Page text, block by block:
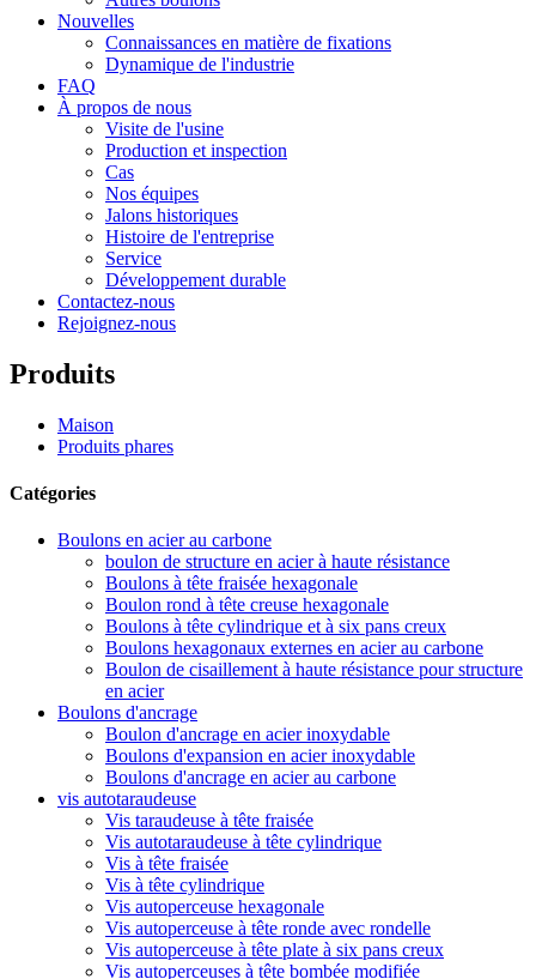
Nouvelles
Connaissances en matière de fixations
Dynamique de l'industrie
FAQ
À propos de nous
Visite de l'usine
Production et inspection
Cas
Nos équipes
Jalons historiques
Histoire de l'entreprise
Service
Développement durable
Contactez-nous
Rejoignez-nous
Produits
Maison
Produits phares
Catégories
Boulons en acier au carbone
boulon de structure en acier à haute résistance
Boulons à tête fraisée hexagonale
Boulon rond à tête creuse hexagonale
Boulons à tête cylindrique et à six pans creux
Boulons hexagonaux externes en acier au carbone
Boulon de cisaillement à haute résistance pour structure
en acier
Boulons d'ancrage
Boulon d'ancrage en acier inoxydable
Boulons d'expansion en acier inoxydable
Boulons d'ancrage en acier au carbone
vis autotaraudeuse
Vis taraudeuse à tête fraisée
Vis autotaraudeuse à tête cylindrique
Vis à tête fraisée
Vis à tête cylindrique
Vis autoperceuse hexagonale
Vis autoperceuse à tête ronde avec rondelle
Vis autoperceuse à tête plate à six pans creux
Vis autoperceuses à tête bombée modifiée